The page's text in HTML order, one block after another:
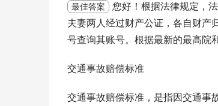
最佳答案
您好！根据法律规定，
夫妻两人经过财产公证，各自财产
号查询其账号。根据最新的最高院
交通事故赔偿标准
交通事故赔偿标准，是指因交通事